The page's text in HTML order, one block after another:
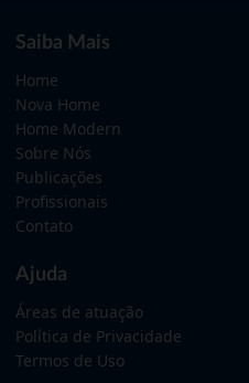
Saiba Mais
Home
Nova Home
Home Modern
Sobre Nós
Publicações
Profissionais
Contato
Ajuda
Áreas de atuação
Política de Privacidade
Termos de Uso